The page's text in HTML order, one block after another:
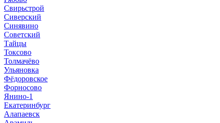
Свирьстрой
Сиверский
Синявино
Советский
Тайцы
Токсово
Толмачёво
Ульяновка
Фёдоровское
Форносово
Янино-1
Екатеринбург
Алапаевск